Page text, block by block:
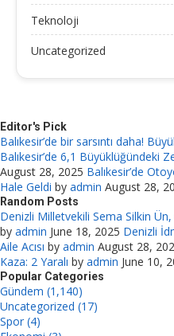
Teknoloji
Uncategorized
Editor's Pick
Balıkesir’de bir sarsıntı daha!
Balıkesir’de 6,1 Büyüklüğündeki
August 28, 2025 Balıkesir’de
Hale Geldi by admin August 28,
Random Posts
Denizli Milletvekili Sema Silkin Ün,
by admin June 18, 2025 Denizli
Aile Acısı by admin August 28,
Kaza: 2 Yaralı by admin June 10,
Popular Categories
Gündem (1,140)
Uncategorized (17)
Spor (4)